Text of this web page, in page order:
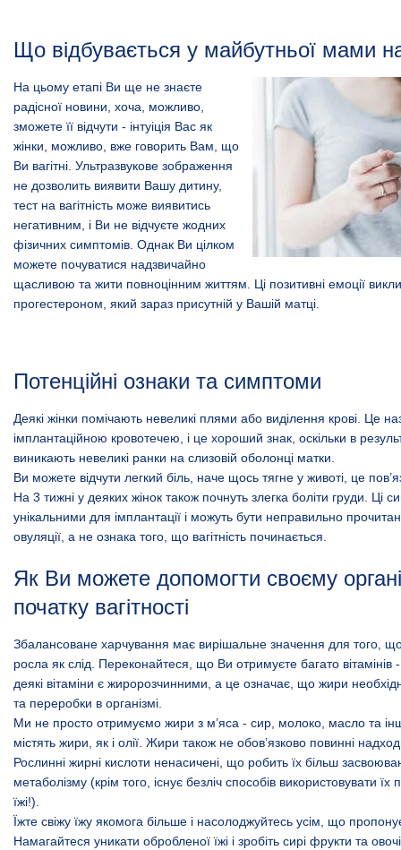
Що відбувається у майбутньої мами
На цьому етапі Ви ще не знаєте
радісної новини, хоча, можливо,
зможете її відчути - інтуіція Вас як
жінки, можливо, вже говорить Вам, що
Ви вагітні. Ультразвукове зображення
не дозволить виявити Вашу дитину,
тест на вагітність може виявитись
негативним, і Ви не відчуєте жодних
фізичних симптомів. Однак Ви цілком
можете почуватися надзвичайно
щасливою та жити повноцінним життям. Ці позитивні емоції
прогестероном, який зараз присутній у Вашій матці.
Потенційні ознаки та симптоми
Деякі жінки помічають невеликі плями або виділення крові. Це
імплантаційною кровотечею, і це хороший знак, оскільки в
виникають невеликі ранки на слизовій оболонці матки.
Ви можете відчути легкий біль, наче щось тягне у животі, це
На 3 тижні у деяких жінок також почнуть злегка боліти груди. Ці
унікальними для імплантації і можуть бути неправильно
овуляції, а не ознака того, що вагітність починається.
Як Ви можете допомогти своєму
початку вагітності
Збалансоване харчування має вирішальне значення для того,
росла як слід. Переконайтеся, що Ви отримуєте багато вітамінів
деякі вітаміни є жиророзчинними, а це означає, що жири
та переробки в організмі.
Ми не просто отримуємо жири з м’яса - сир, молоко, масло та
містять жири, як і олії. Жири також не обов’язково повинні
Рослинні жирні кислоти ненасичені, що робить їх більш
метаболізму (крім того, існує безліч способів використовувати їх
їжі!).
Їжте свіжу їжу якомога більше і насолоджуйтесь усім, що
Намагайтеся уникати обробленої їжі і зробіть сирі фрукти та